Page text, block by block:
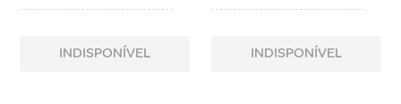
INDISPONÍVEL INDISPONÍVEL